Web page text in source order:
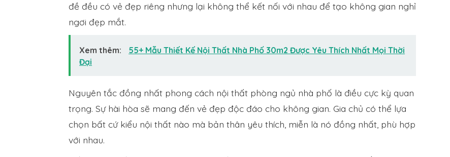
đề đều có vẻ đẹp riêng nhưng lại không thể kết nối với nhau để tạo không gian nghỉ
ngơi đẹp mắt.
Xem thêm:
55+ Mẫu Thiết Kế Nội Thất Nhà Phố 30m2 Được Yêu Thích Nhất Mọi Thời
Đại
Nguyên tắc đồng nhất phong cách nội thất phòng ngủ nhà phố là điều cực kỳ quan
trọng. Sự hài hòa sẽ mang đến vẻ đẹp độc đáo cho không gian. Gia chủ có thể lựa
chọn bất cứ kiểu nội thất nào mà bản thân yêu thích, miễn là nó đồng nhất, phù hợp
với nhau.